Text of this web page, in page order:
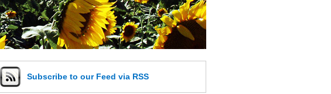
Subscribe to our Feed via RSS